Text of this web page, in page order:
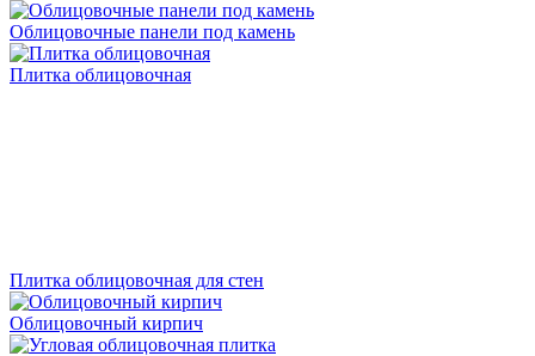
Облицовочные панели под камень
Плитка облицовочная
Плитка облицовочная для стен
Облицовочный кирпич